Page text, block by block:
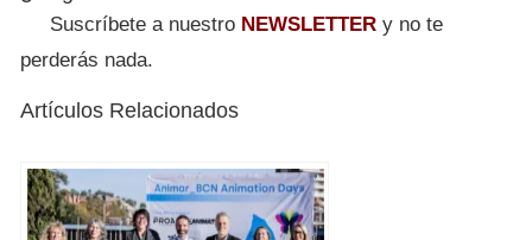
Suscríbete a nuestro NEWSLETTER y no te
perderás nada.
Artículos Relacionados